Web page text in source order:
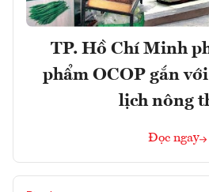
TP. Hồ Chí Minh
phẩm OCOP gắn
lịch nông
Đọc ngay